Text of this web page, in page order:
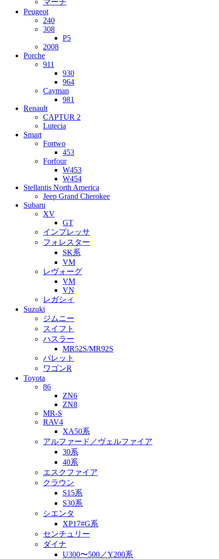
マーチ
Peugeot
240
308
P5
2008
Porche
911
930
964
Cayman
981
Renault
CAPTUR 2
Lutecia
Smart
Fortwo
453
Forfour
W453
W454
Stellantis North America
Jeep Grand Cherokee
Subaru
XV
GT
インプレッサ
フォレスター
SK系
VM
レヴォーグ
VM
VN
レガシィ
Suzuki
ジムニー
スイフト
ハスラー
MR52S/MR92S
パレット
ワゴンR
Toyota
86
ZN6
ZN8
MR-S
RAV4
XA50系
アルファード／ヴェルファイア
30系
40系
エスクファイア
クラウン
S15系
S30系
シエンタ
XP17#G系
センチュリー
ダイナ
U300〜500／Y200系